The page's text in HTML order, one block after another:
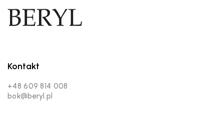
Kontakt
+48 609 814 008
bok@beryl.pl